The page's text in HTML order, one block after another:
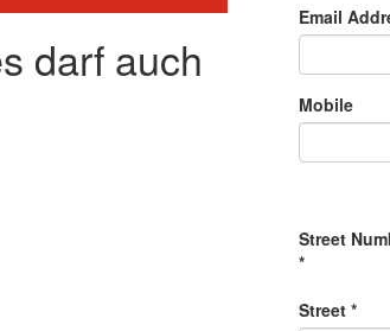
Email
Mobile
Street
*
Street *
darf auch